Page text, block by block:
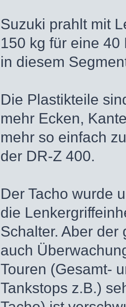
Suzuki prahlt mit
150 kg für eine
in diesem
Die Plastikteile
mehr Ecken,
mehr so einfach
der DR-Z 400.
Der Tacho wurde
die
Schalter. Aber
auch
Touren (Gesamt-
Tankstops z.B.)